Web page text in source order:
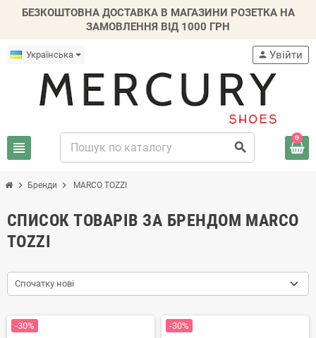
БЕЗКОШТОВНА ДОСТАВКА В МАГАЗИНИ РОЗЕТКА НА
ЗАМОВЛЕННЯ ВІД 1000 ГРН
Українська
view_headline search
person Увійти
0
chevron_right Бренди chevron_right MARCO TOZZI
СПИСОК ТОВАРІВ ЗА БРЕНДОМ MARCO
TOZZI
Спочатку нові
-30% -30%